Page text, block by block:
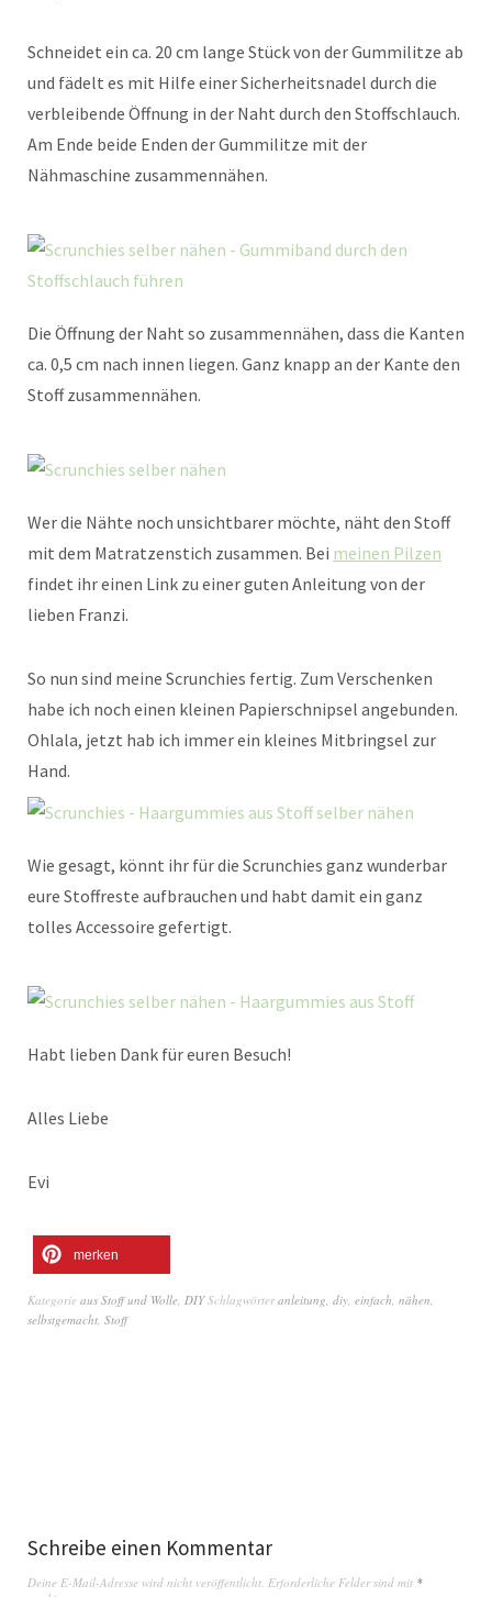
Schneidet ein ca. 20 cm lange Stück von der Gummilitze ab
und fädelt es mit Hilfe einer Sicherheitsnadel durch die
verbleibende Öffnung in der Naht durch den Stoffschlauch.
Am Ende beide Enden der Gummilitze mit der
Nähmaschine zusammennähen.
Die Öffnung der Naht so zusammennähen, dass die Kanten
ca. 0,5 cm nach innen liegen. Ganz knapp an der Kante den
Stoff zusammennähen.
Wer die Nähte noch unsichtbarer möchte, näht den Stoff
mit dem Matratzenstich zusammen. Bei meinen Pilzen
findet ihr einen Link zu einer guten Anleitung von der
lieben Franzi.
So nun sind meine Scrunchies fertig. Zum Verschenken
habe ich noch einen kleinen Papierschnipsel angebunden.
Ohlala, jetzt hab ich immer ein kleines Mitbringsel zur
Hand.
Wie gesagt, könnt ihr für die Scrunchies ganz wunderbar
eure Stoffreste aufbrauchen und habt damit ein ganz
tolles Accessoire gefertigt.
Habt lieben Dank für euren Besuch!
Alles Liebe
Evi
merken
Kategorie aus Stoff und Wolle, DIY Schlagwörteranleitung, diy, einfach, nähen,
selbstgemacht, Stoff
Schreibe einen Kommentar
Deine E-Mail-Adresse wird nicht veröffentlicht. Erforderliche Felder sind mit *